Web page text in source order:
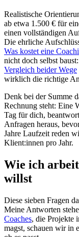
Realistische
ab etwa 1.500 € für
einen vollständigen
Die ehrliche
Was kostet eine
nicht doch selbst
Vergleich beider Wege
wirklich die richtige
Denk bei der Summe
Rechnung steht: Eine
Tag für dich,
Anfragen heraus,
Jahre Laufzeit reden
Klient:innen pro Jahr.
Wie ich
willst
Diese sieben Fragen
Meine Antworten
Coaches, die Projekte
magst, schauen wir in